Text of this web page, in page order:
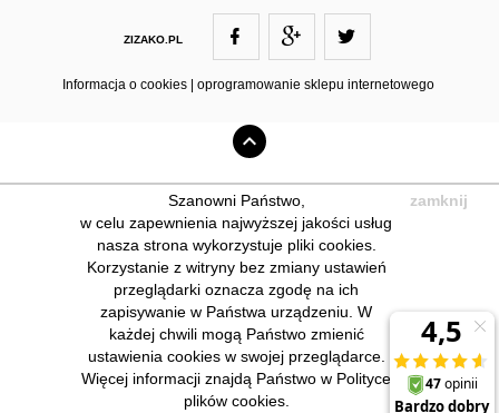
ZIZAKO.PL
Informacja o cookies oprogramowanie sklepu internetowego
Szanowni Państwo,
w celu zapewnienia najwyższej jakości usług
nasza strona wykorzystuje pliki cookies.
Korzystanie z witryny bez zmiany ustawień
przeglądarki oznacza zgodę na ich
zapisywanie w Państwa urządzeniu. W
każdej chwili mogą Państwo zmienić
ustawienia cookies w swojej przeglądarce.
Więcej informacji znajdą Państwo w Polityce
plików cookies.
zamknij